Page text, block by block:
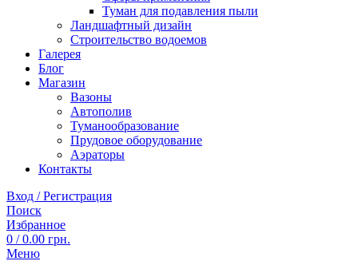
Туман для подавления пыли
Ландшафтный дизайн
Строительство водоемов
Галерея
Блог
Магазин
Вазоны
Автополив
Туманообразование
Прудовое оборудование
Аэраторы
Контакты
Вход / Регистрация
Поиск
Избранное
0 / 0.00 грн.
Меню